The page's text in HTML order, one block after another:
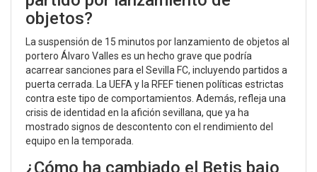
objetos?
La suspensión de 15 minutos por lanzamiento de objetos al
portero Álvaro Valles es un hecho grave que podría
acarrear sanciones para el Sevilla FC, incluyendo partidos a
puerta cerrada. La UEFA y la RFEF tienen políticas estrictas
contra este tipo de comportamientos. Además, refleja una
crisis de identidad en la afición sevillana, que ya ha
mostrado signos de descontento con el rendimiento del
equipo en la temporada.
¿Cómo ha cambiado el Betis bajo